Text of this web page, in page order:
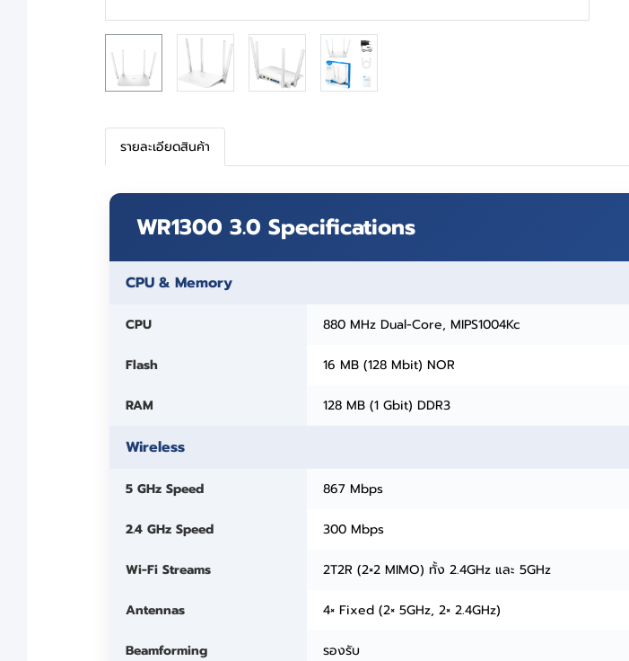
รายละเอียดสินค้า
WR1300 3.0 Specifications
CPU & Memory
CPU 880 MHz Dual-Core, MIPS1004Kc
Flash 16 MB (128 Mbit) NOR
RAM 128 MB (1 Gbit) DDR3
Wireless
5 GHz Speed 867 Mbps
2.4 GHz Speed 300 Mbps
Wi-Fi Streams 2T2R (2×2 MIMO) ทั้ง 2.4GHz และ 5GHz
Antennas 4× Fixed (2× 5GHz, 2× 2.4GHz)
Beamforming รองรับ